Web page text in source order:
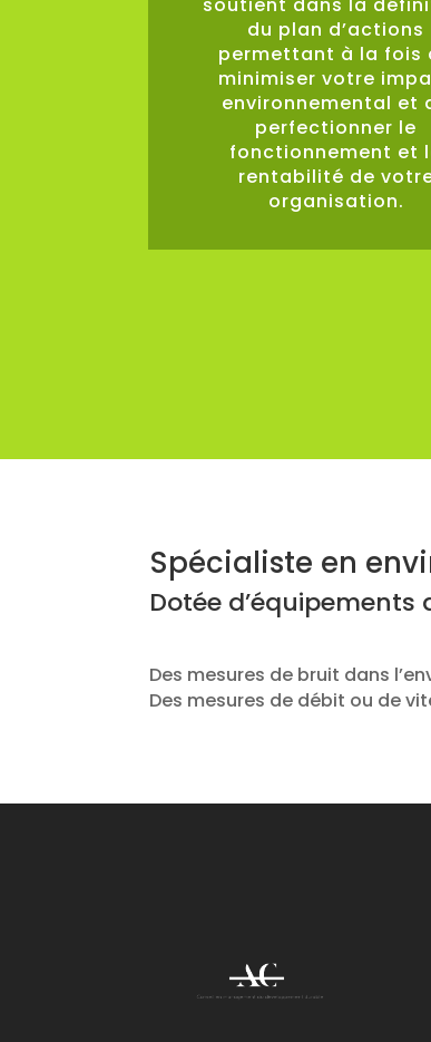
du plan d’actions
permettant à la fois
minimiser votre
environnemental et
perfectionner le
fonctionnement et
rentabilité de
organisation.
Spécialiste en
Dotée
Des mesures de bruit dans
Des mesures de débit ou de